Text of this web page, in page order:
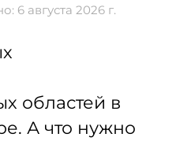
6 августа 2026 г.
областей в
А что нужно